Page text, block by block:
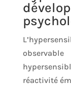
réactivité